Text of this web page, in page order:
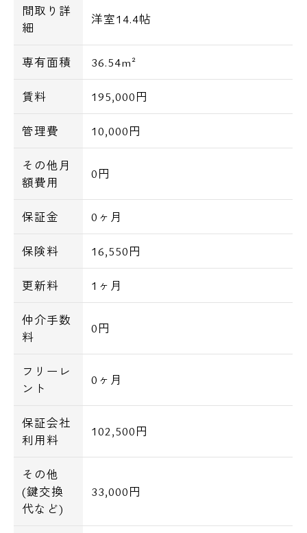
間取り詳
細
洋室14.4帖
専有面積 36.54m²
賃料 195,000円
管理費 10,000円
その他月
額費用
0円
保証金 0ヶ月
保険料 16,550円
更新料 1ヶ月
仲介手数
料
0円
フリーレ
ント
0ヶ月
保証会社
利用料
102,500円
その他
(鍵交換
代など)
33,000円